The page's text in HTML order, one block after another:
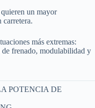
un mayor
carretera.
más extremas:
de frenado, modulabilidad y
POTENCIA DE